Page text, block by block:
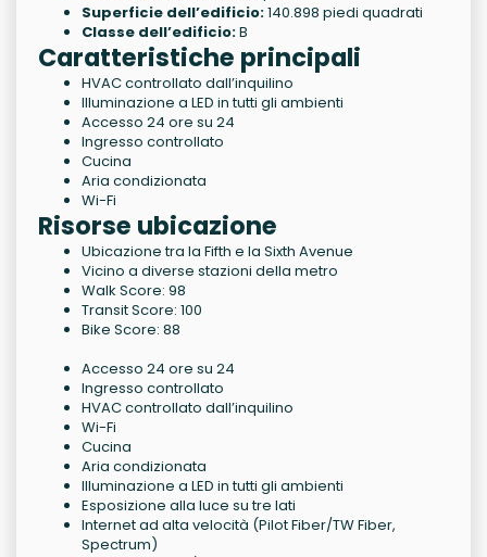
Superficie dell’edificio:140.898 piedi quadrati
Classe dell’edificio:B
Caratteristiche principali
HVAC controllato dall’inquilino
Illuminazione a LED in tutti gli ambienti
Accesso 24 ore su 24
Ingresso controllato
Cucina
Aria condizionata
Wi-Fi
Risorse ubicazione
Ubicazione tra la Fifth e la Sixth Avenue
Vicino a diverse stazioni della metro
Walk Score: 98
Transit Score: 100
Bike Score: 88
Accesso 24 ore su 24
Ingresso controllato
HVAC controllato dall’inquilino
Wi-Fi
Cucina
Aria condizionata
Illuminazione a LED in tutti gli ambienti
Esposizione alla luce su tre lati
Internet ad alta velocità (Pilot Fiber/TW Fiber,
Spectrum)